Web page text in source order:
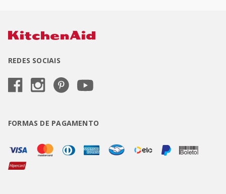
REDES SOCIAIS
FORMAS DE PAGAMENTO